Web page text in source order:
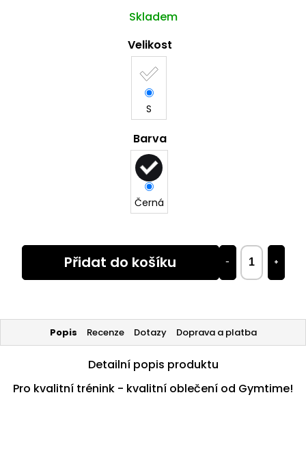
Skladem
Velikost
S
Barva
Černá
+
−
Přidat do košíku
Popis Recenze Dotazy Doprava a platba
Detailní popis produktu
Pro kvalitní trénink - kvalitní oblečení od Gymtime!